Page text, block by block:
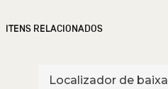
ITENS RELACIONADOS
Localizador de baixa